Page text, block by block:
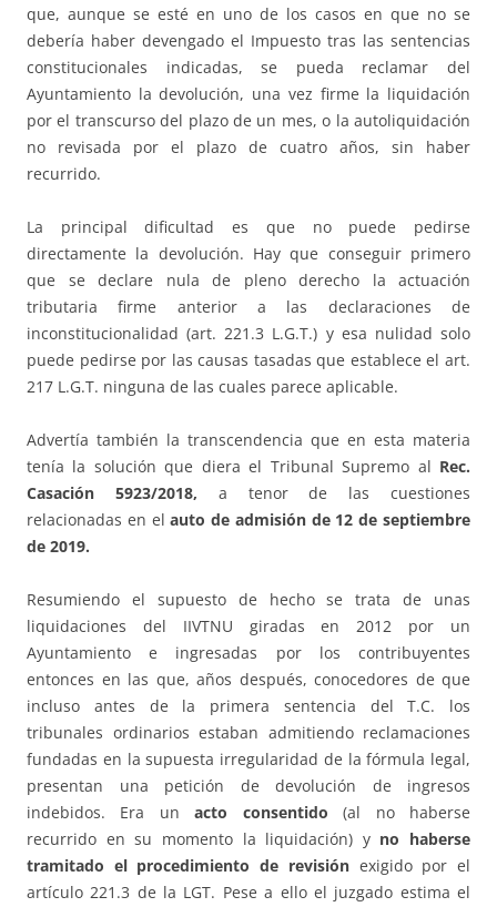
que, aunque se esté en uno de los casos en que no se
debería haber devengado el Impuesto tras las sentencias
constitucionales indicadas, se pueda reclamar del
Ayuntamiento la devolución, una vez firme la liquidación
por el transcurso del plazo de un mes, o la autoliquidación
no revisada por el plazo de cuatro años, sin haber
recurrido.
La principal dificultad es que no puede pedirse
directamente la devolución. Hay que conseguir primero
que se declare nula de pleno derecho la actuación
tributaria firme anterior a las declaraciones de
inconstitucionalidad (art. 221.3 L.G.T.) y esa nulidad solo
puede pedirse por las causas tasadas que establece el art.
217 L.G.T. ninguna de las cuales parece aplicable.
Advertía también la transcendencia que en esta materia
tenía la solución que diera el Tribunal Supremo al Rec.
Casación 5923/2018, a tenor de las cuestiones
relacionadas en elauto de admisión de 12 de septiembre
de 2019.
Resumiendo el supuesto de hecho se trata de unas
liquidaciones del IIVTNU giradas en 2012 por un
Ayuntamiento e ingresadas por los contribuyentes
entonces en las que, años después, conocedores de que
incluso antes de la primera sentencia del T.C. los
tribunales ordinarios estaban admitiendo reclamaciones
fundadas en la supuesta irregularidad de la fórmula legal,
presentan una petición de devolución de ingresos
indebidos. Era unacto consentido (al no haberse
recurrido en su momento la liquidación) y no haberse
tramitado el procedimiento de revisiónexigido por el
artículo 221.3 de la LGT. Pese a ello el juzgado estima el